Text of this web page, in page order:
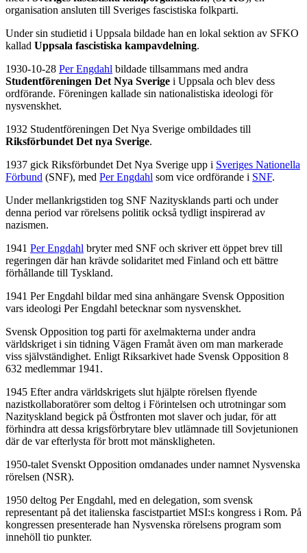
organisation ansluten till Sveriges fascistiska folkparti.
Under sin studietid i Uppsala bildade han en lokal sektion av SFKO
kallad Uppsala fascistiska kampavdelning.
1930-10-28 Per Engdahl bildade tillsammans med andra
Studentföreningen Det Nya Sverige i Uppsala och blev dess
ordförande. Föreningen kallade sin nationalistiska ideologi för
nysvenskhet.
1932 Studentföreningen Det Nya Sverige ombildades till
Riksförbundet Det nya Sverige.
1937 gick Riksförbundet Det Nya Sverige upp i Sveriges Nationella
Förbund (SNF), med Per Engdahl som vice ordförande i SNF.
Under mellankrigstiden tog SNF Nazitysklands parti och under
denna period var rörelsens politik också tydligt inspirerad av
nazismen.
1941 Per Engdahl bryter med SNF och skriver ett öppet brev till
regeringen där han krävde solidaritet med Finland och ett bättre
förhållande till Tyskland.
1941 Per Engdahl bildar med sina anhängare Svensk Opposition
vars ideologi Per Engdahl betecknar som nysvenskhet.
Svensk Opposition tog parti för axelmakterna under andra
världskriget i sin tidning Vägen Framåt även om man markerade
viss självständighet. Enligt Riksarkivet hade Svensk Opposition 8
632 medlemmar 1941.
1945 Efter andra världskrigets slut hjälpte rörelsen flyende
nazistkollaboratörer som deltog i Förintelsen och utrotningar som
Nazityskland begick på Östfronten mot slaver och judar, för att
förhindra att dessa krigsförbrytare blev utlämnade till Sovjetunionen
där de var efterlysta för brott mot mänskligheten.
1950-talet Svenskt Opposition omdanades under namnet Nysvenska
rörelsen (NSR).
1950 deltog Per Engdahl, med en delegation, som svensk
representant på det italienska fascistpartiet MSI:s kongress i Rom. På
kongressen presenterade han Nysvenska rörelsens program som
innehöll tio punkter.